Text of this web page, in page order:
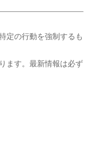
定の行動を強制するも
ます。最新情報は必ず